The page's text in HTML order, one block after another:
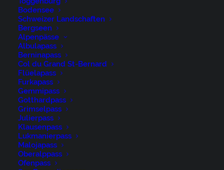
Bodensee
Schweizer Landschaften
Bergseen
Alpenpässe
Albulapass
Berninapass
Col du Grand St-Bernard
Flüelapass
Furkapass
Gemmipass
Gotthardpass
Grimselpass
Julierpass
Klausenpass
Lukmanierpass
Malojapass
Oberalppass
Ofenpass
12. JUNI 2020
Albulapass, Alpen, Alpenpass, Autumn, Engadin, Fall,
Graubünden, Herbst, Schweiz, Suisse, Switzerland,